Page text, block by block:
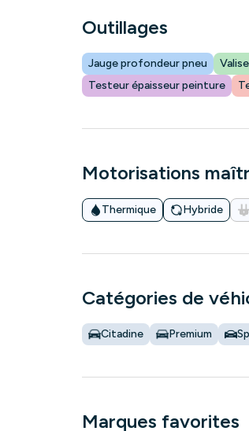
Outillages
Jauge profondeur pneu
Testeur épaisseur peinture
Motorisations
Thermique Hybride
Catégories de
Citadine Premium
Marques favorites